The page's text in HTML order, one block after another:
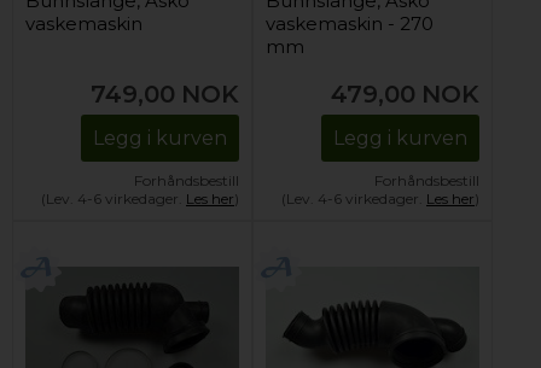
vaskemaskin
749,00 NOK
Legg i kurven
Forhåndsbestill
(Lev. 4-6 virkedager. Les her)
vaskemaskin - 270
mm
479,00 NOK
Legg i kurven
Forhåndsbestill
(Lev. 4-6 virkedager. Les her)